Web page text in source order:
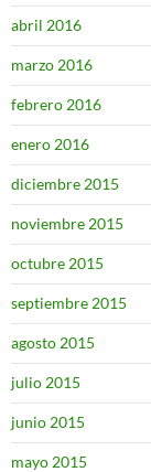
abril 2016
marzo 2016
febrero 2016
enero 2016
diciembre 2015
noviembre 2015
octubre 2015
septiembre 2015
agosto 2015
julio 2015
junio 2015
mayo 2015